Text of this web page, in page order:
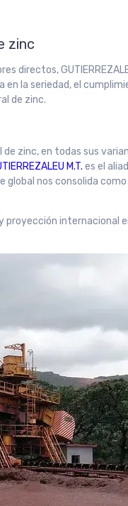
zinc
directos,
en la seriedad, el
de zinc.
de zinc, en todas sus
M.T. es el
nos consolida
y proyección internacional